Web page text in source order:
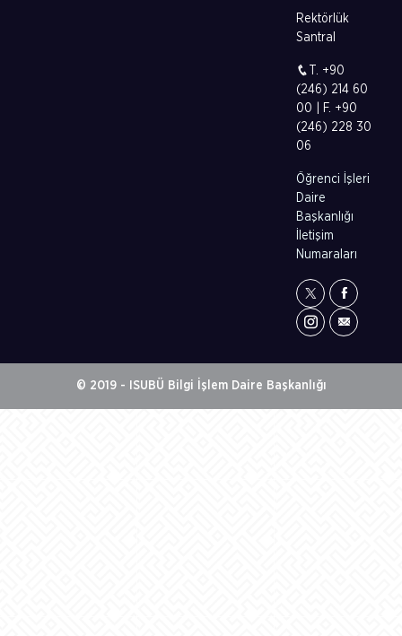
Rektörlük
Santral
T. +90
(246) 214 60
00 | F. +90
(246) 228 30
06
Öğrenci İşleri
Daire
Başkanlığı
İletişim
Numaraları
© 2019 - ISUBÜ Bilgi İşlem Daire Başkanlığı